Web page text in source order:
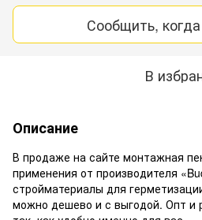
Сообщить,
В
Описание
В продаже на сайте монтажная
применения от производителя
стройматериалы для
можно дешево и с выгодой. Опт и